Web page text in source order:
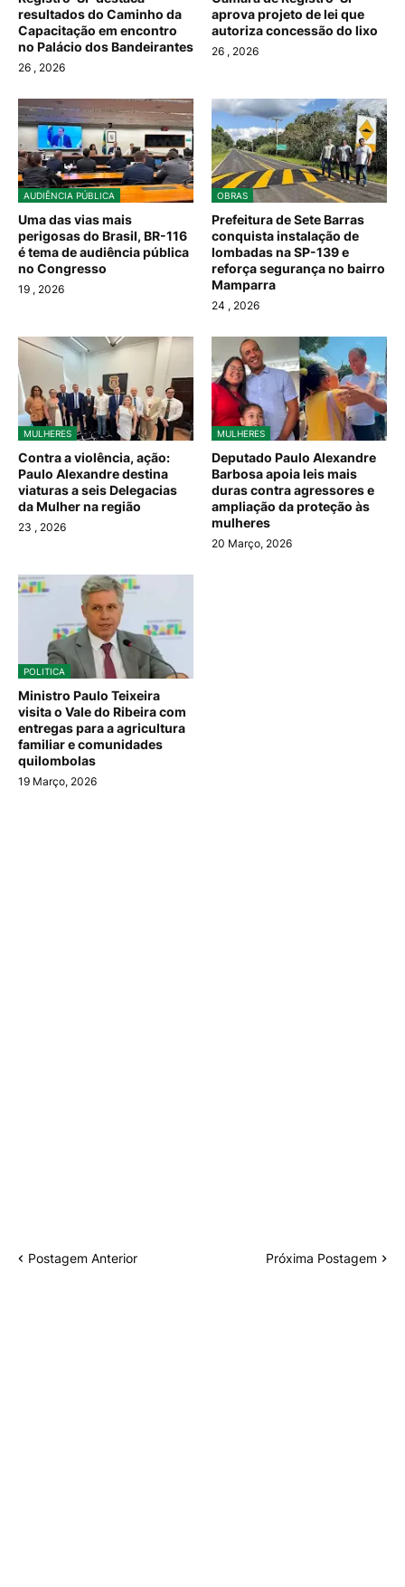
resultados do Caminho da
Capacitação em encontro
no Palácio dos Bandeirantes
26 , 2026
aprova projeto de lei que
autoriza concessão do lixo
26 , 2026
AUDIÊNCIA PÚBLICA
Uma das vias mais
perigosas do Brasil, BR-116
é tema de audiência pública
no Congresso
19 , 2026
OBRAS
Prefeitura de Sete Barras
conquista instalação de
lombadas na SP-139 e
reforça segurança no bairro
Mamparra
24 , 2026
MULHERES
Contra a violência, ação:
Paulo Alexandre destina
viaturas a seis Delegacias
da Mulher na região
23 , 2026
MULHERES
Deputado Paulo Alexandre
Barbosa apoia leis mais
duras contra agressores e
ampliação da proteção às
mulheres
20 Março, 2026
POLITICA
Ministro Paulo Teixeira
visita o Vale do Ribeira com
entregas para a agricultura
familiar e comunidades
quilombolas
19 Março, 2026
Postagem Anterior Próxima Postagem